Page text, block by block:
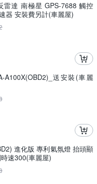
雷達 南極星 GPS-7688 觸控
器 安裝費另計(車麗屋)
A100X(OBD2)_送安裝(車麗
進化版 專利氣氛燈 抬頭顯
速300(車麗屋)